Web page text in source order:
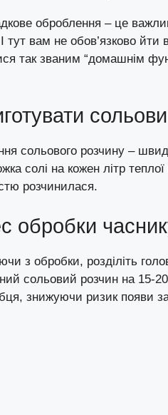
оброблення – це
І тут вам не обов’язково
так званим “домашнім
сольового розчину –
солі на кожен літр
розчинилася.
обробки
з обробки, розділіть
сольовий розчин на 15-
знижуючи ризик появи